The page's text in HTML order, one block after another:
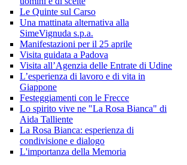
Le Quinte sul Carso
Una mattinata alternativa alla
SimeVignuda s.p.a.
Manifestazioni per il 25 aprile
Visita guidata a Padova
Visita all’Agenzia delle Entrate di Udine
L’esperienza di lavoro e di vita in
Giappone
Festeggiamenti con le Frecce
Lo spirito vive ne "La Rosa Bianca" di
Aida Talliente
La Rosa Bianca: esperienza di
condivisione e dialogo
L'importanza della Memoria